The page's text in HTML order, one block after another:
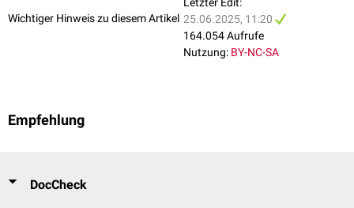
Wichtiger Hinweis zu diesem Artikel
Letzter Edit:
25.06.2025, 11:20
164.054 Aufrufe
Nutzung: BY-NC-SA
Empfehlung
DocCheck